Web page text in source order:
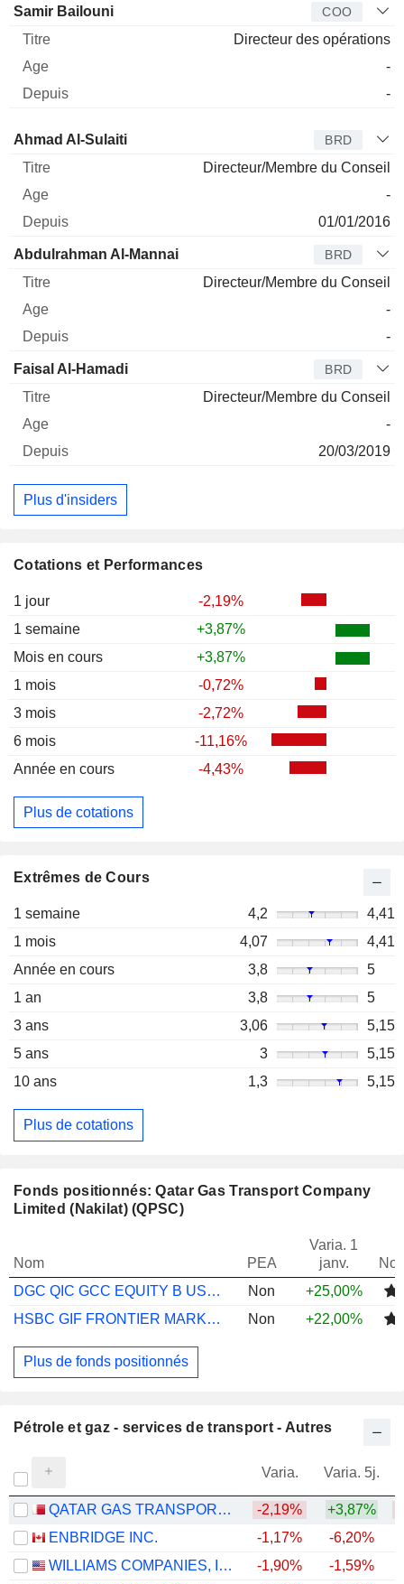
Cotations et Performances
1 jour
-2,19%
1 semaine
+3,87%
Mois en cours
+3,87%
1 mois
-0,72%
3 mois
-2,72%
6 mois
-11,16%
Année en cours
-4,43%
Plus de cotations
Extrêmes de Cours
1 semaine 4,2
4,41
1 mois
4,07
4,41
Année en cours
3,8
5
1 an
3,8
5
3 ans
3,06
5,15
5 ans
3
5,15
10 ans
1,3 5,15
Plus de cotations
Samir Bailouni COO
Directeur des opérations
-
-
Administrateur Titre
Ahmad Al-Sulaiti BRD
Directeur/Membre du Conseil
-
01/01/2016
Abdulrahman Al-Mannai BRD
Directeur/Membre du Conseil
-
-
Faisal Al-Hamadi BRD
Directeur/Membre du Conseil
-
20/03/2019
Plus d'insiders
Fonds positionnés: Qatar Gas Transport Company
Limited (Nakilat) (QPSC)
Nom PEA
Varia. 1
janv.
DGC QIC GCC EQUITY B USD ACC
Non
+25,00%
HSBC GIF FRONTIER MARKETS IC
Non +22,00%
Plus de fonds positionnés
Pétrole et gaz - services de transport - Autres
Varia. Varia. 5j.
QATAR GAS TRANSPORT COMPANY LIMITED (NAKILAT) (QPSC) -2,19% +3,87%
ENBRIDGE INC.
-1,17% -6,20%
WILLIAMS COMPANIES, INC.
-1,90% -1,59%